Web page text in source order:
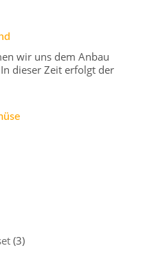
wir uns dem Anbau
dieser Zeit erfolgt der
(3)